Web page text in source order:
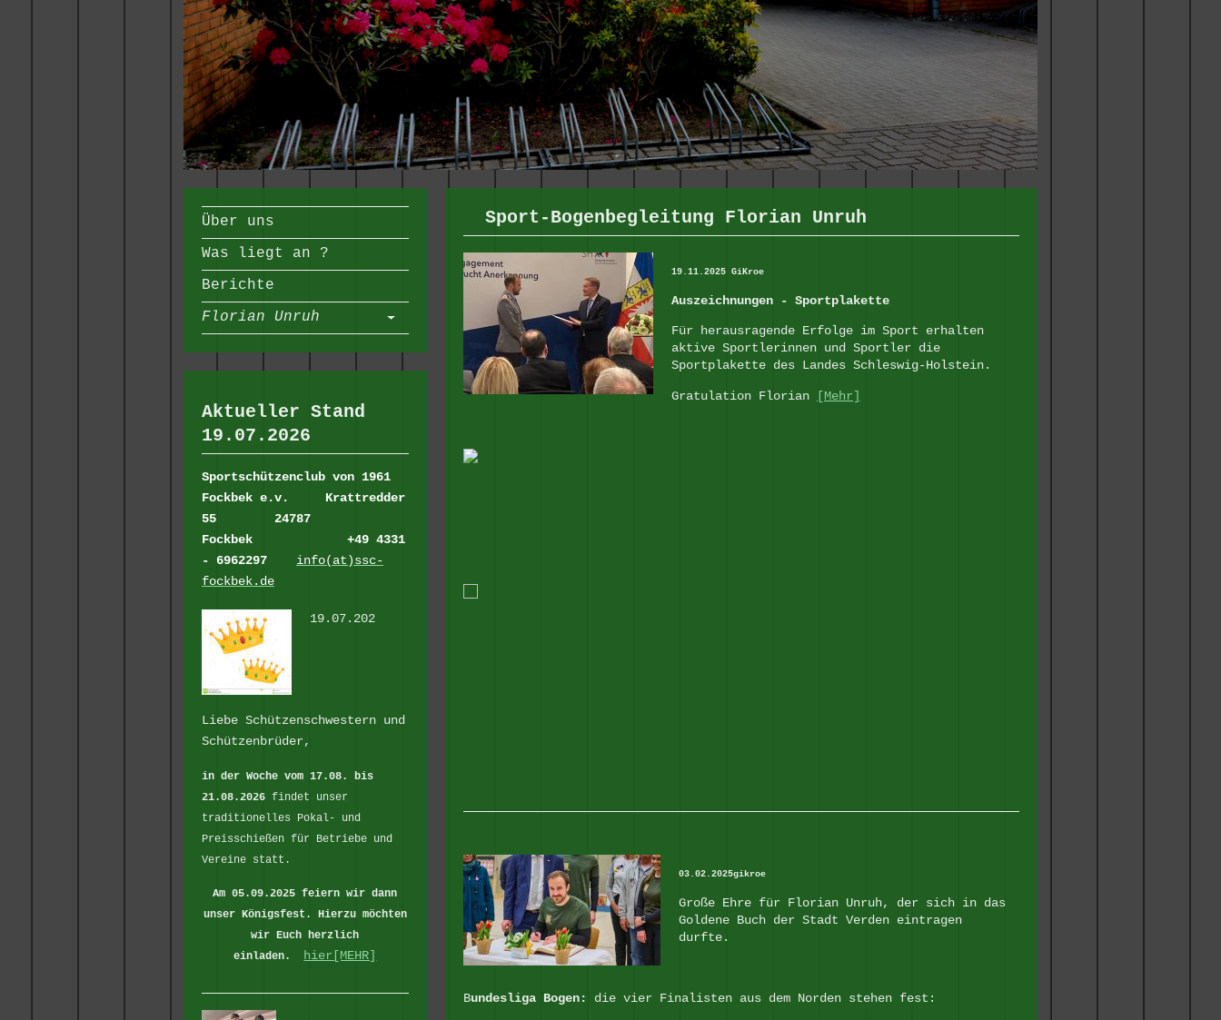
Sport-Bogenbegleitung Florian Unruh
19.11.2025 GiKroe
Auszeichnungen - Sportplakette
Für herausragende Erfolge im Sport erhalten
aktive Sportlerinnen und Sportler die
Sportplakette des Landes Schleswig-Holstein.
Gratulation Florian [Mehr]
03.02.2025gikroe
Große Ehre für Florian Unruh, der sich in das
Goldene Buch der Stadt Verden eintragen
durfte.
Bundesliga Bogen: die vier Finalisten aus dem Norden stehen fest:
Über uns
Was liegt an ?
Berichte
Florian Unruh
Aktueller Stand
19.07.2026
Sportschützenclub von 1961
Fockbek e.v.
Krattredder
55
24787
Fockbek
+49 4331
- 6962297
info(at)ssc-
fockbek.de
19.07.202
Liebe Schützenschwestern und
Schützenbrüder,
in der Woche vom 17.08. bis
21.08.2026 findet unser
traditionelles Pokal- und
Preisschießen für Betriebe und
Vereine statt.
Am 05.09.2025 feiern wir dann
unser Königsfest. Hierzu möchten
wir Euch herzlich
einladen. hier[MEHR]